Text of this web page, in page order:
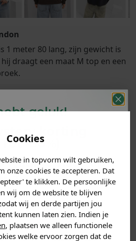
Cookies
in topvorm wilt gebruiken,
onze cookies te accepteren. Dat
te klikken. De persoonlijke
wij om de website te blijven
wij en derde partijen jou
kunnen laten zien. Indien je
, plaatsen we alleen functionele
welke ervoor zorgen dat de
1 meter 80 lang, zijn gewicht is
draagt een maat M top en een
morgen in huis!*
OOK
geluk!
-30%
waar je naar op
👇
kleding